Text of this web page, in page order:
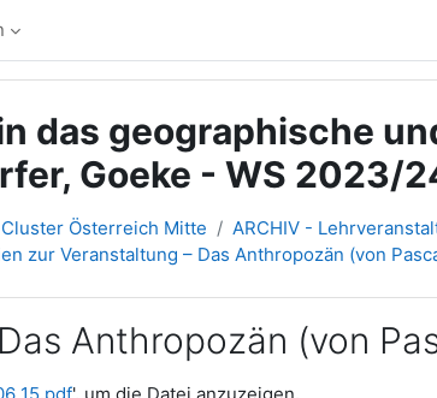
das geographische
Goeke - WS 2023/
Österreich Mitte ARCHIV -
zur Veranstaltung – Das Anthropozän (von
Anthropozän (von